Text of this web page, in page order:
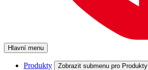
Hlavní menu
Produkty Zobrazit submenu pro Produkty